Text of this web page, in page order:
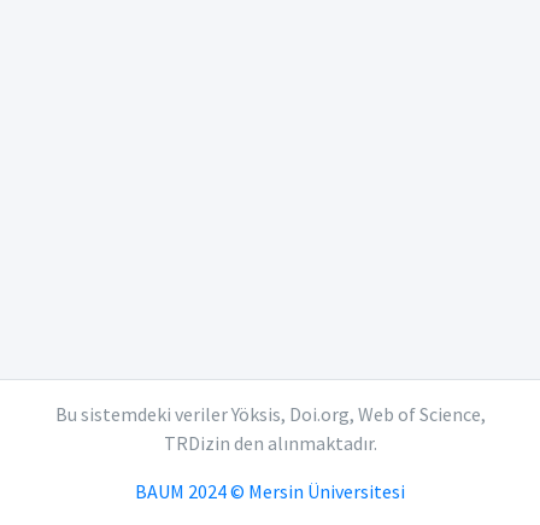
Bu sistemdeki veriler Yöksis, Doi.org, Web of Science,
TRDizin den alınmaktadır.
BAUM 2024 © Mersin Üniversitesi